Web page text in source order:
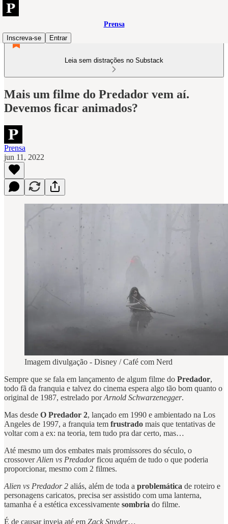
Prensa
Inscreva-se
Entrar
Leia sem distrações no Substack
Mais um filme do Predador vem aí.
Devemos ficar animados?
Prensa
jun 11, 2022
Imagem divulgação - Disney / Café com Nerd
Sempre que se fala em lançamento de algum filme do Predador,
todo fã da franquia e talvez do cinema espera algo tão bom quanto o
original de 1987, estrelado porArnold Schwarzenegger.
Mas desde O Predador 2, lançado em 1990 e ambientado na Los
Angeles de 1997, a franquia tem frustrado mais que tentativas de
voltar com a ex: na teoria, tem tudo pra dar certo, mas…
Até mesmo um dos embates mais promissores do século, o
crossoverAlien vs Predadorficou aquém de tudo o que poderia
proporcionar, mesmo com 2 filmes.
Alien vs Predador 2 aliás, além de toda a problemática de roteiro e
personagens caricatos, precisa ser assistido com uma lanterna,
tamanha é a estética excessivamente sombria do filme.
É de causar inveja até em Zack Snyder…